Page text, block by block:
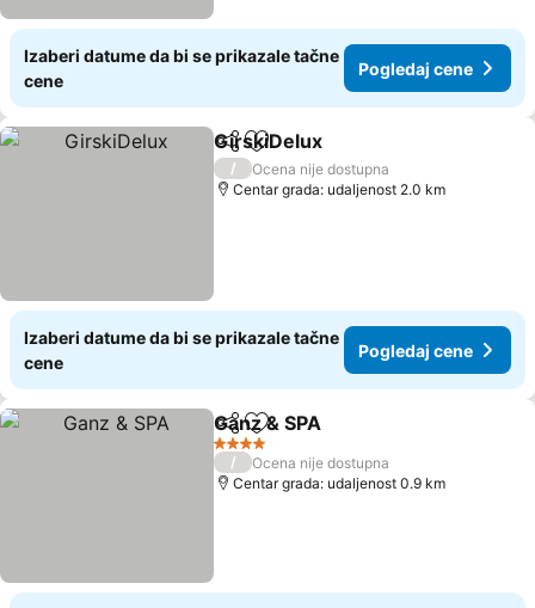
Izaberi datume da bi se prikazale tačne
cene
Pogledaj cene
Deli Dodati u favorite
GirskiDelux
/
Ocena nije dostupna
Centar grada: udaljenost 2.0 km
Izaberi datume da bi se prikazale tačne
cene
Pogledaj cene
Deli Dodati u favorite
Ganz & SPA
4 Zvezdice
/
Ocena nije dostupna
Centar grada: udaljenost 0.9 km